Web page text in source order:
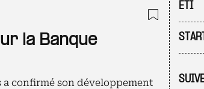
la Banque
a confirmé son développement
ETI